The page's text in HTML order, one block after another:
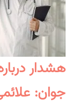
هشدار
جوان: